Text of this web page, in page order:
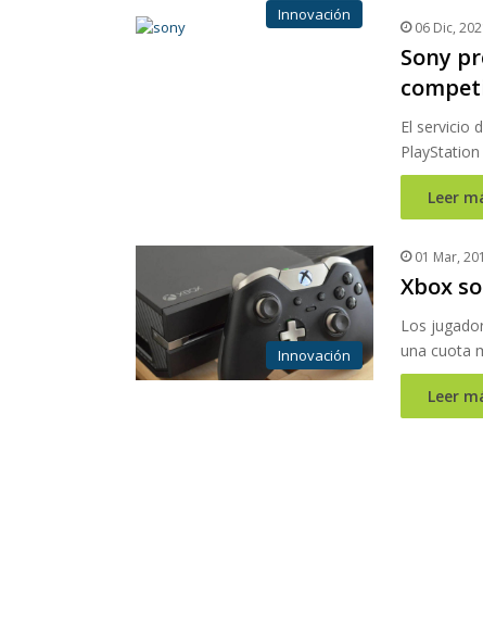
Innovación
06 Dic,
Sony
El servicio
Leer
Innovación
01 Mar,
Xbox
Los
una cuota
Leer